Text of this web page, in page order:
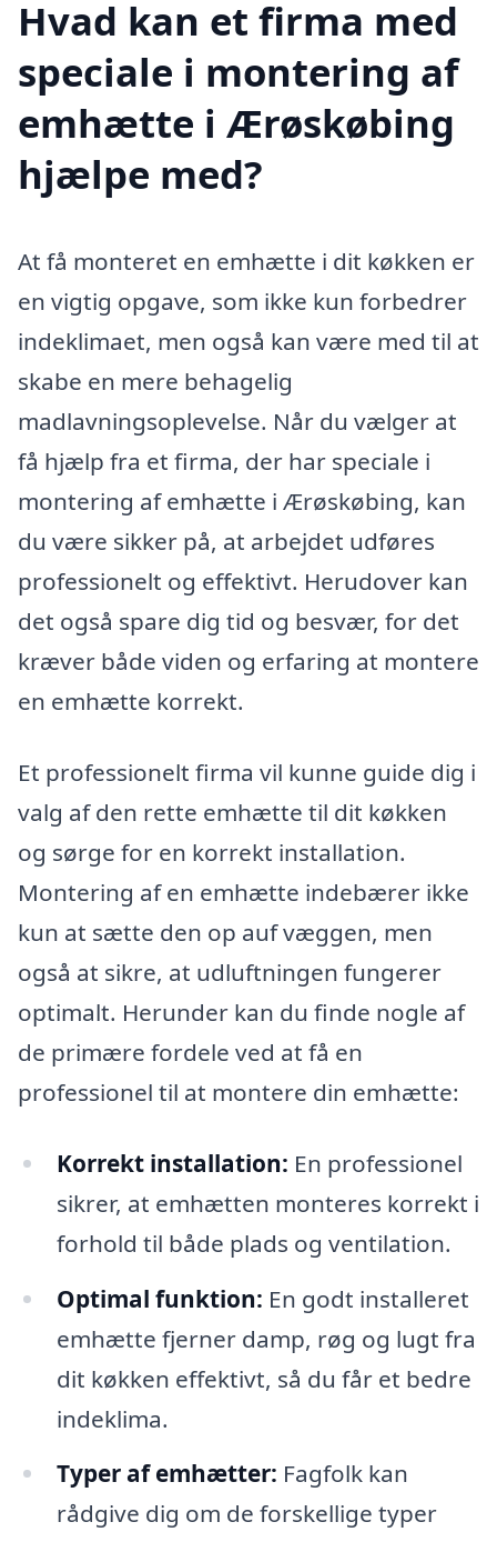
Hvad kan et firma med
speciale i montering af
emhætte i Ærøskøbing
hjælpe med?
At få monteret en emhætte i dit køkken er
en vigtig opgave, som ikke kun forbedrer
indeklimaet, men også kan være med til at
skabe en mere behagelig
madlavningsoplevelse. Når du vælger at
få hjælp fra et firma, der har speciale i
montering af emhætte i Ærøskøbing, kan
du være sikker på, at arbejdet udføres
professionelt og effektivt. Herudover kan
det også spare dig tid og besvær, for det
kræver både viden og erfaring at montere
en emhætte korrekt.
Et professionelt firma vil kunne guide dig i
valg af den rette emhætte til dit køkken
og sørge for en korrekt installation.
Montering af en emhætte indebærer ikke
kun at sætte den op auf væggen, men
også at sikre, at udluftningen fungerer
optimalt. Herunder kan du finde nogle af
de primære fordele ved at få en
professionel til at montere din emhætte:
Korrekt installation: En professionel
sikrer, at emhætten monteres korrekt i
forhold til både plads og ventilation.
Optimal funktion: En godt installeret
emhætte fjerner damp, røg og lugt fra
dit køkken effektivt, så du får et bedre
indeklima.
Typer af emhætter: Fagfolk kan
rådgive dig om de forskellige typer